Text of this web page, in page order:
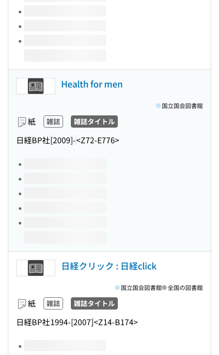
Health for men
紙 雑誌 雑誌タイトル
日経BP社[2009]-<Z72-E776>
国立国会図書館
このタイトルの巻号
日経クリック : 日経click
紙 雑誌 雑誌タイトル
日経BP社1994-[2007]<Z14-B174>
国立国会図書館 全国の図書館
このタイトルの巻号